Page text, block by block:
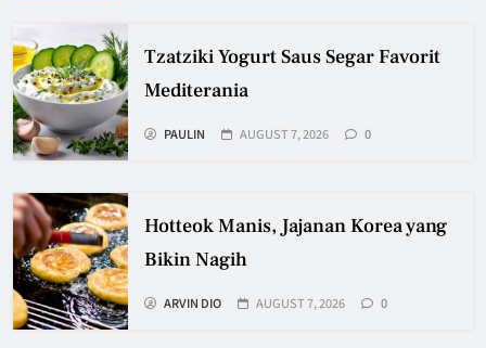
Tzatziki Yogurt Saus Segar Favorit
Mediterania
PAULIN AUGUST 7, 2026 0
Hotteok Manis, Jajanan Korea yang
Bikin Nagih
ARVIN DIO AUGUST 7, 2026 0